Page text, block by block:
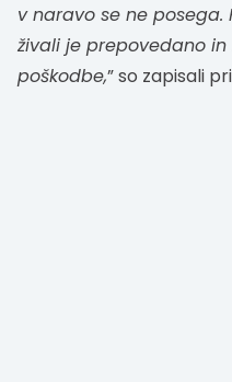
v naravo se ne
živali je prepovedano
poškodbe,” so zapisali